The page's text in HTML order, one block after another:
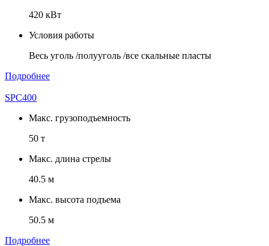
420 кВт
Условия работы
Весь уголь /полууголь /все скальные пласты
Подробнее
SPC400
Макс. грузоподъемность
50 т
Макс. длина стрелы
40.5 м
Макс. высота подъема
50.5 м
Подробнее